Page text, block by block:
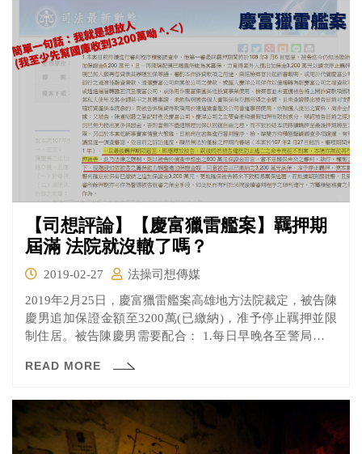
到「識假、破假、懲假、抑假」的效果，但不免有許多的
反彈聲音。
【司想評論】【慶富獵雷艦案】羈押期
屆滿 法院就沒轍了嗎？
2019-02-27
法操司想傳媒
2019年2月25日，慶富獵雷艦案高雄地方法院裁定，被告陳
慶男追加保證金額至3200萬(已繳納)，准予停止羈押並限
制住居。被告陳慶男需要配合： 1.每日早晚各至警局報到
牌。 但大家還記得，陳慶男其實是因為他兒子逃跑，才又
保金從原本的800萬飆到1億，繳不出保證金的狀況下，只
好被羈押。之後降保至3200萬，又提高到5200萬，而本次
高雄地方法院又再次降至3200萬元。究竟為什麼高雄地方
READ MORE